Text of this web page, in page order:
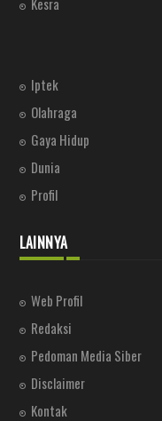
Iptek
Olahraga
Gaya Hidup
Dunia
Profil
LAINNYA
Web Profil
Redaksi
Pedoman Media Siber
Disclaimer
Kontak